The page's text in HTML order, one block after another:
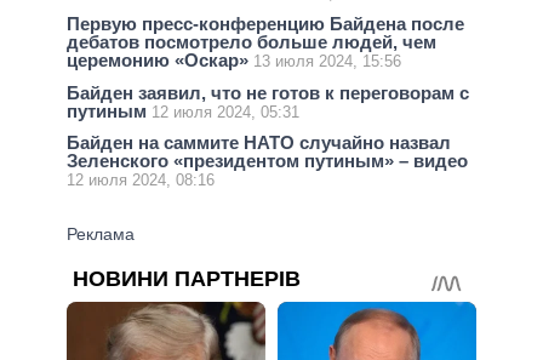
Первую пресс-конференцию Байдена после
дебатов посмотрело больше людей, чем
церемонию «Оскар» 13 июля 2024, 15:56
Байден заявил, что не готов к переговорам с
путиным 12 июля 2024, 05:31
Байден на саммите НАТО случайно назвал
Зеленского «президентом путиным» – видео
12 июля 2024, 08:16